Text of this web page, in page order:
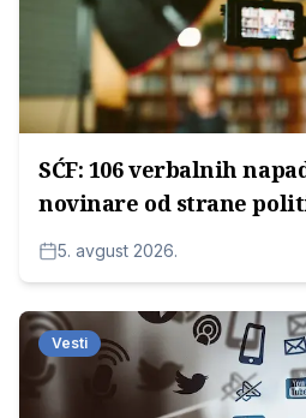
SĆF: 106 verbalnih
novinare od strane
5. avgust 2026.
Vesti